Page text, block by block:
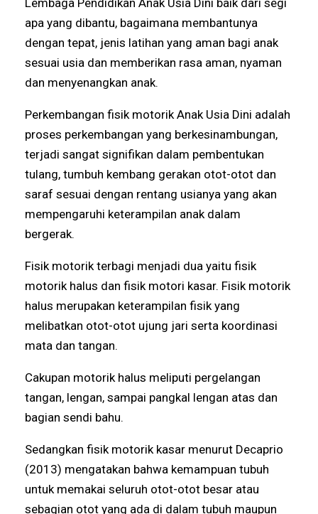
apa yang dibantu, bagaimana membantunya
dengan tepat, jenis latihan yang aman bagi anak
sesuai usia dan memberikan rasa aman, nyaman
dan menyenangkan anak.
Perkembangan fisik motorik Anak Usia Dini adalah
proses perkembangan yang berkesinambungan,
terjadi sangat signifikan dalam pembentukan
tulang, tumbuh kembang gerakan otot-otot dan
saraf sesuai dengan rentang usianya yang akan
mempengaruhi keterampilan anak dalam
bergerak.
Fisik motorik terbagi menjadi dua yaitu fisik
motorik halus dan fisik motori kasar. Fisik motorik
halus merupakan keterampilan fisik yang
melibatkan otot-otot ujung jari serta koordinasi
mata dan tangan.
Cakupan motorik halus meliputi pergelangan
tangan, lengan, sampai pangkal lengan atas dan
bagian sendi bahu.
Sedangkan fisik motorik kasar menurut Decaprio
(2013) mengatakan bahwa kemampuan tubuh
untuk memakai seluruh otot-otot besar atau
sebagian otot yang ada di dalam tubuh maupun